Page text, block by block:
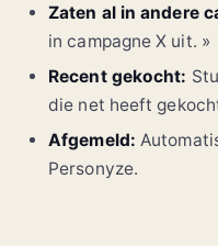
Zaten al in andere
in campagne X uit. »
Recent gekocht:
die net heeft
Afgemeld:
Personyze.